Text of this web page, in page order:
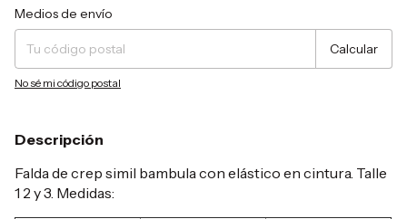
Entregas para el CP:
Medios de envío
Calcular
No sé mi código postal
Descripción
Falda de crep simil bambula con elástico en cintura. Talle
1 2 y 3. Medidas: